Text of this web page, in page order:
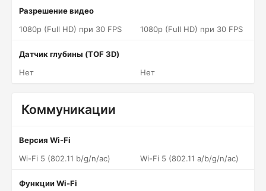
Разрешение видео
1080p (Full HD) при 30 FPS
1080p (Full HD) при 30 FPS
Датчик глубины (TOF 3D)
Нет
Нет
Коммуникации
Версия Wi-Fi
Wi-Fi 5 (802.11 b/g/n/ac)
Wi-Fi 5 (802.11 a/b/g/n/ac)
Функции Wi-Fi